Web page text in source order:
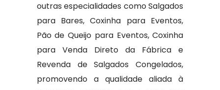
outras especialidades como Salgados
para Bares, Coxinha para Eventos,
Pão de Queijo para Eventos, Coxinha
para Venda Direto da Fábrica e
Revenda de Salgados Congelados,
promovendo a qualidade aliada à